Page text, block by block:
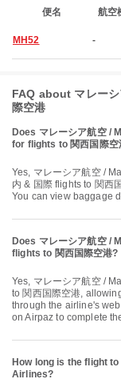
便名 航空
MH52 -
FAQ about マレー
際空港
Does マレーシア航空 /
for flights to 関西国際空
Yes, マレーシア航空 / Malaysia Airlines provides baggage allowance for 国
内 & 国際 flights to 関西
You can view baggage
Does マレーシア航空
flights to 関西国際空港?
Yes, マレーシア航空 / Malaysia Airlines provides online check-in for flights
to 関西国際空港,
through the airline's
on Airpaz to complete
How long is the flight to
Airlines?